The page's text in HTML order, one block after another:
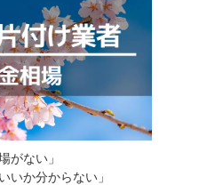
がない」
いか分からない」